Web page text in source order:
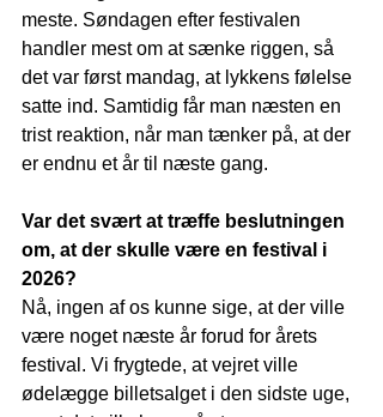
meste. Søndagen efter festivalen
handler mest om at sænke riggen, så
det var først mandag, at lykkens følelse
satte ind. Samtidig får man næsten en
trist reaktion, når man tænker på, at der
er endnu et år til næste gang.
Var det svært at træffe beslutningen
om, at der skulle være en festival i
2026?
Nå, ingen af os kunne sige, at der ville
være noget næste år forud for årets
festival. Vi frygtede, at vejret ville
ødelægge billetsalget i den sidste uge,